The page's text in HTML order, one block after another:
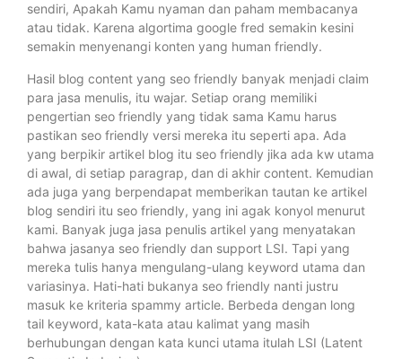
sendiri, Apakah Kamu nyaman dan paham membacanya
atau tidak. Karena algortima google fred semakin kesini
semakin menyenangi konten yang human friendly.
Hasil blog content yang seo friendly banyak menjadi claim
para jasa menulis, itu wajar. Setiap orang memiliki
pengertian seo friendly yang tidak sama Kamu harus
pastikan seo friendly versi mereka itu seperti apa. Ada
yang berpikir artikel blog itu seo friendly jika ada kw utama
di awal, di setiap paragrap, dan di akhir content. Kemudian
ada juga yang berpendapat memberikan tautan ke artikel
blog sendiri itu seo friendly, yang ini agak konyol menurut
kami. Banyak juga jasa penulis artikel yang menyatakan
bahwa jasanya seo friendly dan support LSI. Tapi yang
mereka tulis hanya mengulang-ulang keyword utama dan
variasinya. Hati-hati bukanya seo friendly nanti justru
masuk ke kriteria spammy article. Berbeda dengan long
tail keyword, kata-kata atau kalimat yang masih
berhubungan dengan kata kunci utama itulah LSI (Latent